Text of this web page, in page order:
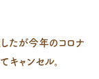
たが今年のコロナ
ャンセル。